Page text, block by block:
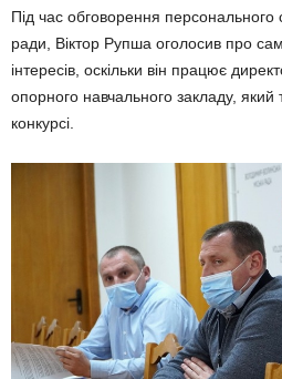
Під час обговорення персонального
ради, Віктор Рупша оголосив про
інтересів, оскільки він працює
опорного навчального закладу,
конкурсі.